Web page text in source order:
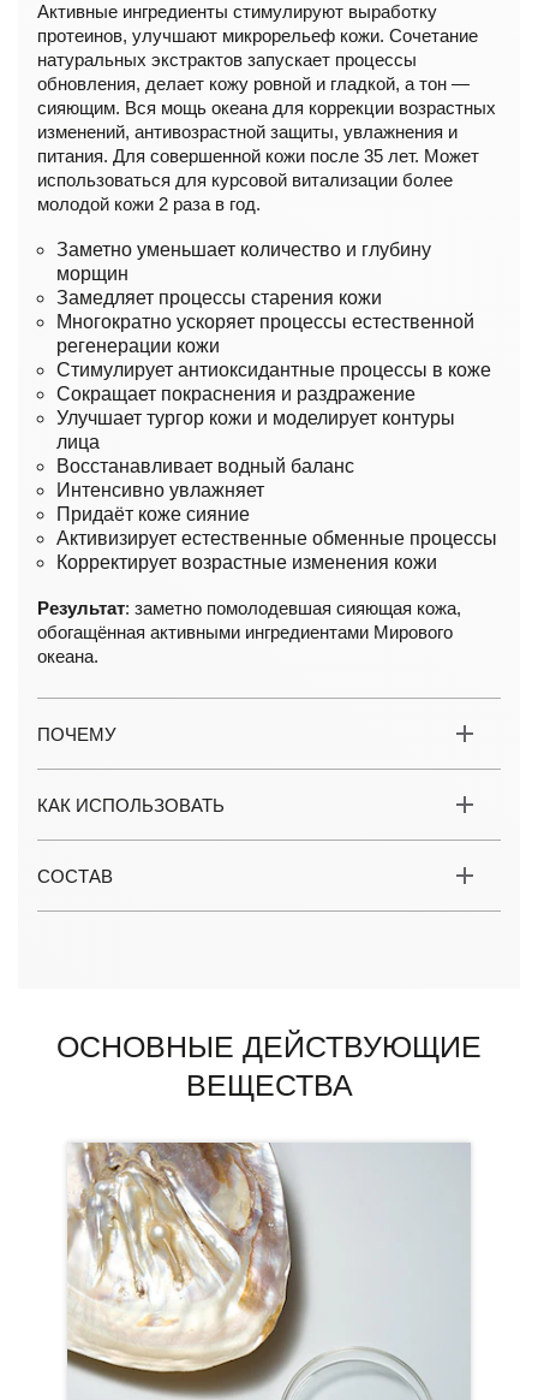
Активные ингредиенты стимулируют выработку
протеинов, улучшают микрорельеф кожи. Сочетание
натуральных экстрактов запускает процессы
обновления, делает кожу ровной и гладкой, а тон —
сияющим. Вся мощь океана для коррекции возрастных
изменений, антивозрастной защиты, увлажнения и
питания. Для совершенной кожи после 35 лет. Может
использоваться для курсовой витализации более
молодой кожи 2 раза в год.
Заметно уменьшает количество и глубину
морщин
Замедляет процессы старения кожи
Многократно ускоряет процессы естественной
регенерации кожи
Стимулирует антиоксидантные процессы в коже
Сокращает покраснения и раздражение
Улучшает тургор кожи и моделирует контуры
лица
Восстанавливает водный баланс
Интенсивно увлажняет
Придаёт коже сияние
Активизирует естественные обменные процессы
Корректирует возрастные изменения кожи
Результат: заметно помолодевшая сияющая кожа,
обогащённая активными ингредиентами Мирового
океана.
ПОЧЕМУ
КАК ИСПОЛЬЗОВАТЬ
СОСТАВ
ОСНОВНЫЕ ДЕЙСТВУЮЩИЕ
ВЕЩЕСТВА